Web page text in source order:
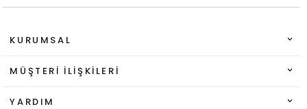
KURUMSAL
MÜŞTERI İLIŞKILERI
YARDIM